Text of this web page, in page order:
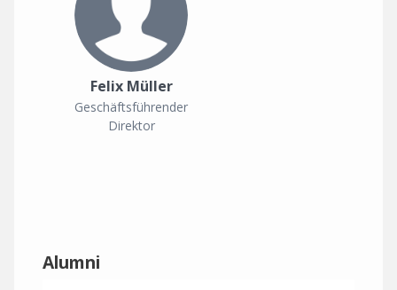
Felix Müller
Geschäftsführender
Direktor
Alumni